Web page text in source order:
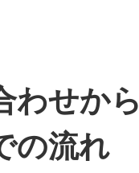
わせから
の流れ